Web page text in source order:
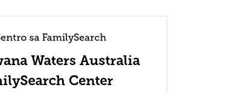
sa FamilySearch
Waters Australia
Center